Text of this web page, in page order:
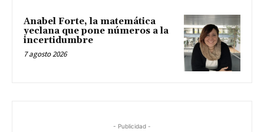
Anabel Forte, la matemática
yeclana que pone números a la
incertidumbre
7 agosto 2026
- Publicidad -